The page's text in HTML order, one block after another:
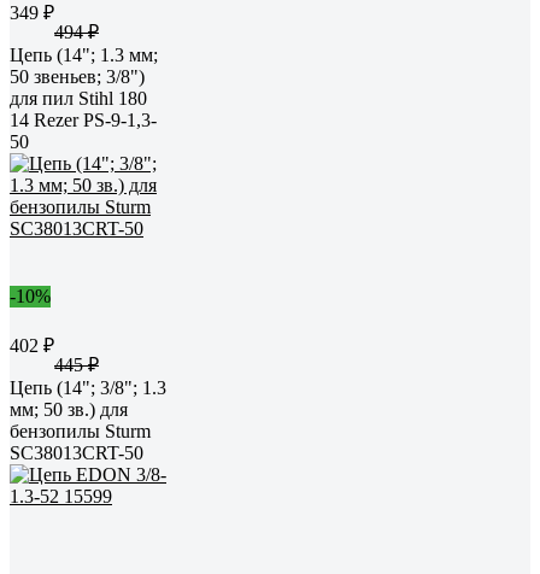
349 ₽
494 ₽
Цепь (14"; 1.3 мм;
50 звеньев; 3/8")
для пил Stihl 180
14 Rezer PS-9-1,3-
50
-10%
402 ₽
445 ₽
Цепь (14"; 3/8"; 1.3
мм; 50 зв.) для
бензопилы Sturm
SC38013CRT-50